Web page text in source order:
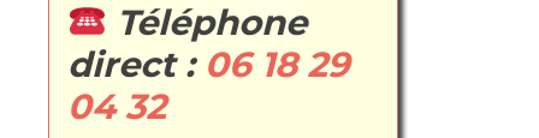
Téléphone
direct : 06 18 29
04 32